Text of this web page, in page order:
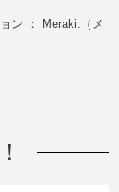
ン ： Meraki.（メ